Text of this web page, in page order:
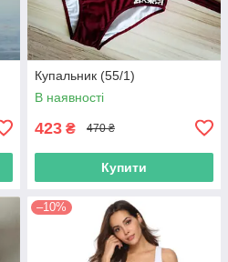
Купальник (55/1)
В наявності
423 ₴ 470 ₴
Купити
–10%